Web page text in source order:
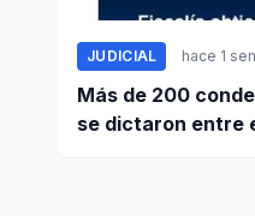
JUDICIAL hace 1
Más de 200
se dictaron entre